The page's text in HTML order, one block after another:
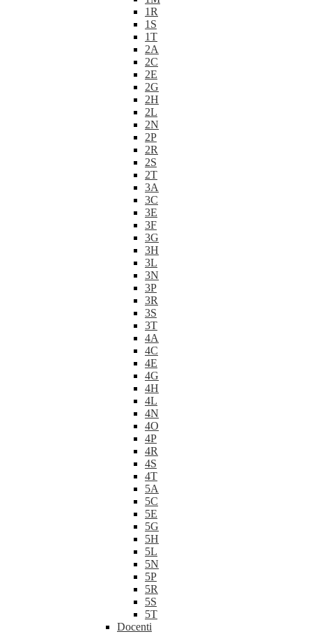
1R
1S
1T
2A
2C
2E
2G
2H
2L
2N
2P
2R
2S
2T
3A
3C
3E
3F
3G
3H
3L
3N
3P
3R
3S
3T
4A
4C
4E
4G
4H
4L
4N
4O
4P
4R
4S
4T
5A
5C
5E
5G
5H
5L
5N
5P
5R
5S
5T
Docenti